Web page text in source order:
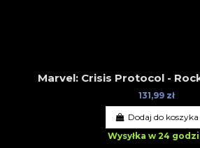
Marvel: Crisis Protocol -
131,99 zł
Dodaj do koszyka
Wysyłka w 24